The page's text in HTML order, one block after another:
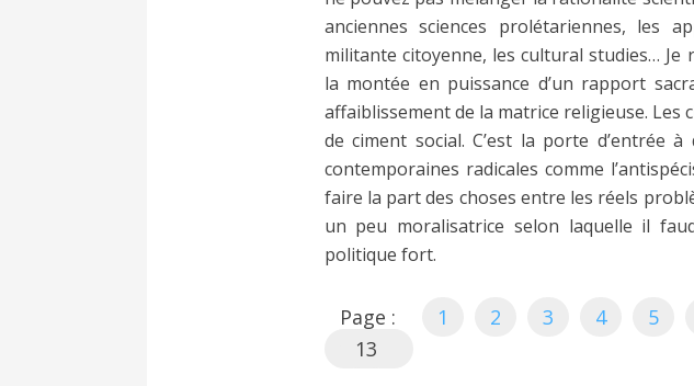
anciennes sciences prolétariennes, les
militante citoyenne, les cultural studies… Je
la montée en puissance d’un rapport
affaiblissement de la matrice religieuse.
de ciment social. C’est la porte d’entrée
contemporaines radicales comme
faire la part des choses entre les réels
un peu moralisatrice selon laquelle il
politique fort.
Page : 1 2 3 4 5
13